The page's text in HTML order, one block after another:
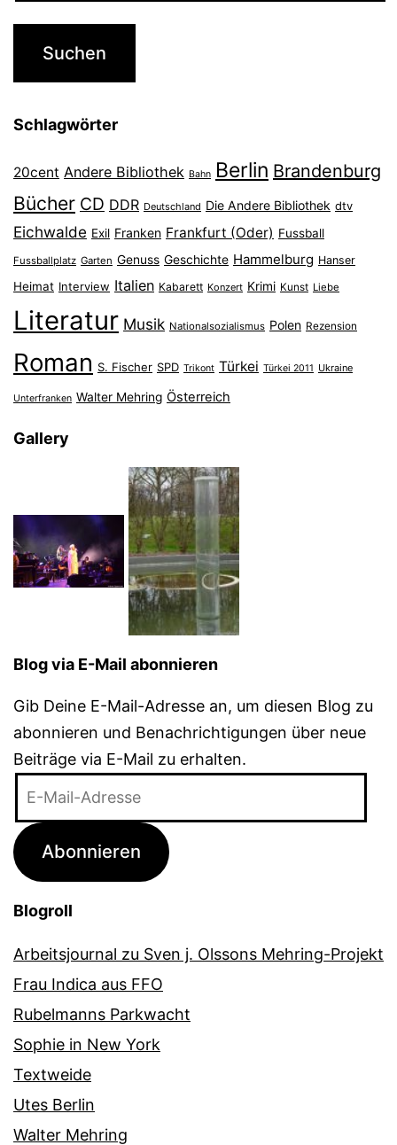
Schlagwörter
20cent Andere Bibliothek Bahn Berlin Brandenburg
Bücher CD DDR Deutschland Die Andere Bibliothek dtv
Eichwalde Exil Franken Frankfurt (Oder) Fussball
Fussballplatz Garten Genuss Geschichte Hammelburg Hanser
Heimat Interview Italien Kabarett Konzert Krimi Kunst Liebe
Literatur Musik Nationalsozialismus Polen Rezension
Roman S. Fischer SPD Trikont Türkei Türkei 2011 Ukraine
Unterfranken Walter Mehring Österreich
Gallery
Blog via E-Mail abonnieren
Gib Deine E-Mail-Adresse an, um diesen Blog zu
abonnieren und Benachrichtigungen über neue
Beiträge via E-Mail zu erhalten.
Adresse
Abonnieren
Blogroll
Arbeitsjournal zu Sven j. Olssons Mehring-Projekt
Frau Indica aus FFO
Rubelmanns Parkwacht
Sophie in New York
Textweide
Utes Berlin
Walter Mehring